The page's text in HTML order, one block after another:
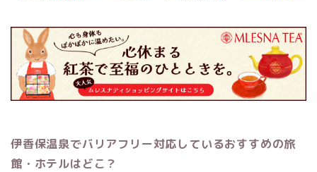
伊香保温泉でバリアフリー対応しているおすすめの旅
館・ホテルはどこ？